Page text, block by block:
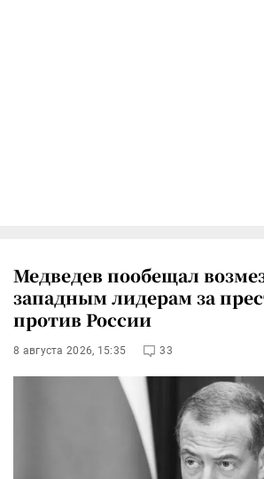
Медведев пообещал
западным лидерам за
против России
8 августа 2026, 15:35 33